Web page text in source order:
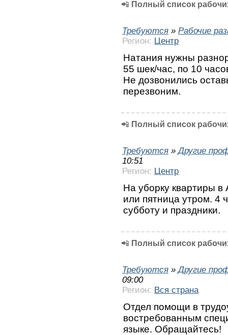
📲 Полный список
Требуются » Рабочие
Регион: Центр
Натания нужны
55 шек/час, по 10
Не дозвонились
перезвоним.
📲 Полный список
Требуются »Другие
10:51
Регион: Центр
На уборку квартиры
или пятница утром. 4
субботу и праздники.
📲 Полный список
Требуются »Другие
09:00
Регион: Вся страна
Отдел помощи в
востребованным
языке. Обращайтесь!